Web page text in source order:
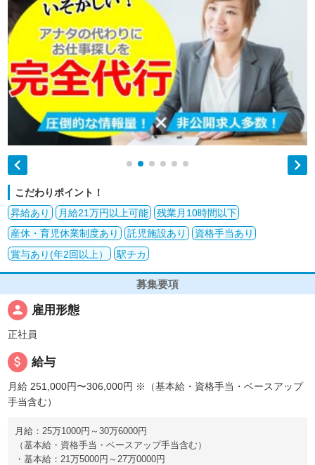
 
こだわりポイント！
昇給あり
月給21万円以上可能
残業月10時間以下
産休・育児休業制度あり
託児施設あり
資格手当あり
賞与あり(年2回以上）
駅チカ
募集要項
person 雇用形態
正社員
attach_money 給与
月給 251,000円〜306,000円 ※（基本給・資格手当・ベースアップ
手当含む）
月給：25万1000円～30万6000円
（基本給・資格手当・ベースアップ手当含む）
・基本給：21万5000円～27万0000円